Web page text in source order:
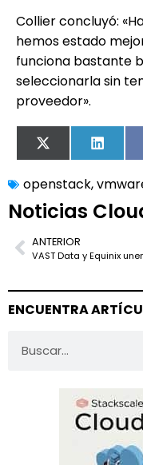
Collier concluyó:
hemos estado
funciona bastante
seleccionarla sin
proveedor».
X
(Twitter)
openstack,
Noticias
ANTERIOR
ENCUENTRA